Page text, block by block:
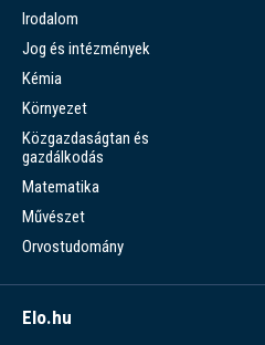
Irodalom
Jog és intézmények
Kémia
Környezet
Közgazdaságtan és
gazdálkodás
Matematika
Művészet
Orvostudomány
Elo.hu